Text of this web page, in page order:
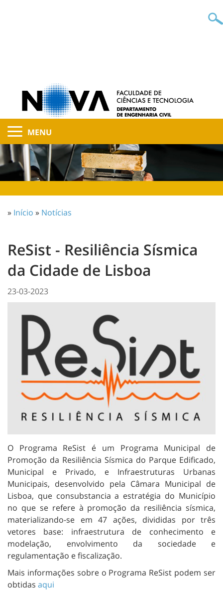
MENU
» Início » Notícias
ReSist - Resiliência Sísmica
da Cidade de Lisboa
23-03-2023
O Programa ReSist é um Programa Municipal de
Promoção da Resiliência Sísmica do Parque Edificado,
Municipal e Privado, e Infraestruturas Urbanas
Municipais, desenvolvido pela Câmara Municipal de
Lisboa, que consubstancia a estratégia do Município
no que se refere à promoção da resiliência sísmica,
materializando-se em 47 ações, divididas por três
vetores base: infraestrutura de conhecimento e
modelação, envolvimento da sociedade e
regulamentação e fiscalização.
Mais informações sobre o Programa ReSist podem ser
obtidas aqui